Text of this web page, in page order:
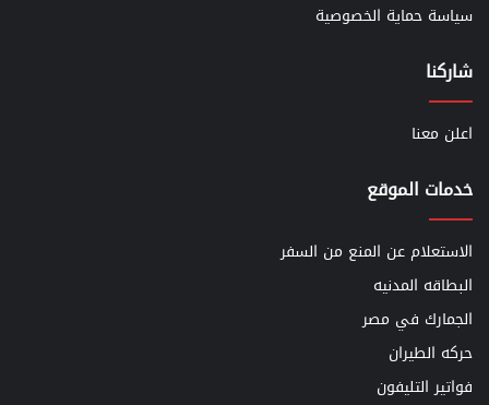
سياسة حماية الخصوصية
شاركنا
اعلن معنا
خدمات الموقع
الاستعلام عن المنع من السفر
البطاقه المدنيه
الجمارك في مصر
حركه الطيران
فواتير التليفون